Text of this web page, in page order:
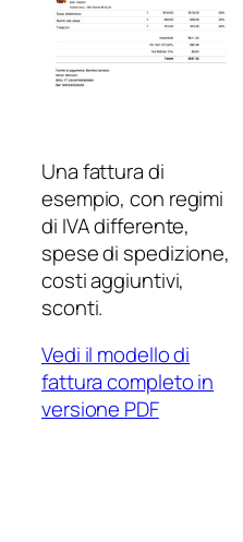
Una fattura di
esempio, con regimi
di IVA differente,
spese di spedizione,
costi aggiuntivi,
sconti.
Vedi il modello di
fattura completo in
versione PDF